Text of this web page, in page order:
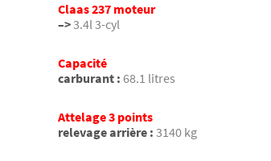
Claas 237 moteur
–>3.4l 3-cyl
Capacité
carburant : 68.1 litres
Attelage 3 points
relevage arrière : 3140 kg